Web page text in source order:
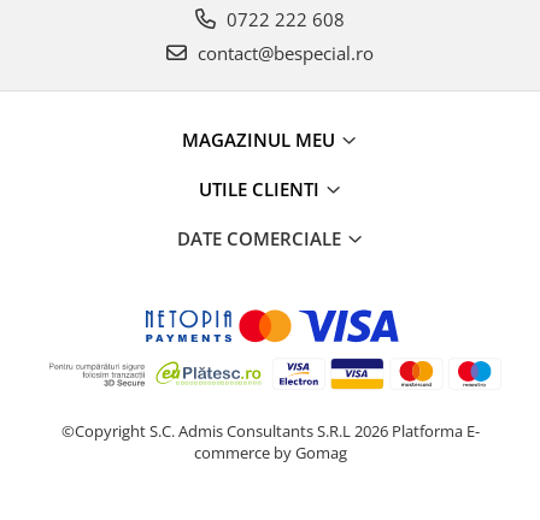
0722 222 608
contact@bespecial.ro
MAGAZINUL MEU
UTILE CLIENTI
DATE COMERCIALE
©Copyright S.C. Admis Consultants S.R.L 2026 Platforma E-
commerce by Gomag